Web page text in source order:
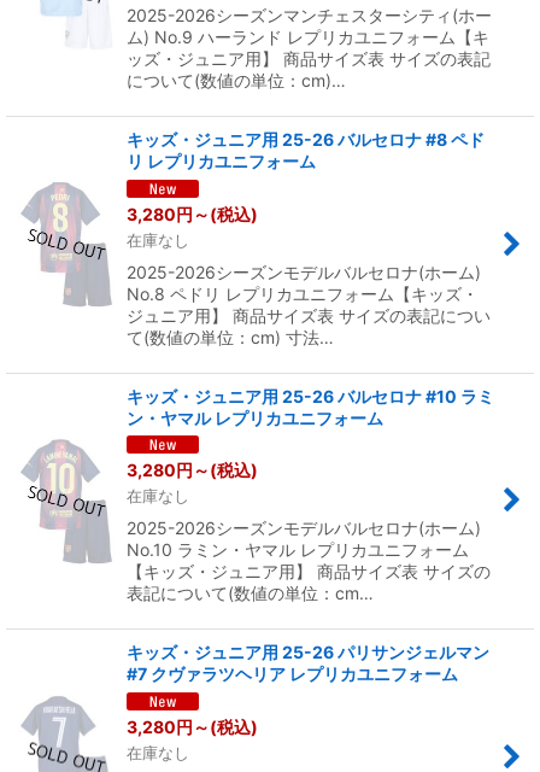
2025-2026シーズンマンチェスターシティ(ホー
ム) No.9 ハーランド レプリカユニフォーム【キ
ッズ・ジュニア用】 商品サイズ表 サイズの表記
について(数値の単位：cm)…
キッズ・ジュニア用 25-26 バルセロナ #8 ペド
リ レプリカユニフォーム
3,280円 ～(税込)
在庫なし
2025-2026シーズンモデルバルセロナ(ホーム)
No.8 ペドリ レプリカユニフォーム【キッズ・
ジュニア用】 商品サイズ表 サイズの表記につい
て(数値の単位：cm) 寸法…
キッズ・ジュニア用 25-26 バルセロナ #10 ラミ
ン・ヤマル レプリカユニフォーム
3,280円 ～(税込)
在庫なし
2025-2026シーズンモデルバルセロナ(ホーム)
No.10 ラミン・ヤマル レプリカユニフォーム
【キッズ・ジュニア用】 商品サイズ表 サイズの
表記について(数値の単位：cm…
キッズ・ジュニア用 25-26 パリサンジェルマン
#7 クヴァラツヘリア レプリカユニフォーム
3,280円 ～(税込)
在庫なし